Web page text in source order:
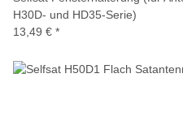
H30D- und HD35-Serie)
13,49 € *